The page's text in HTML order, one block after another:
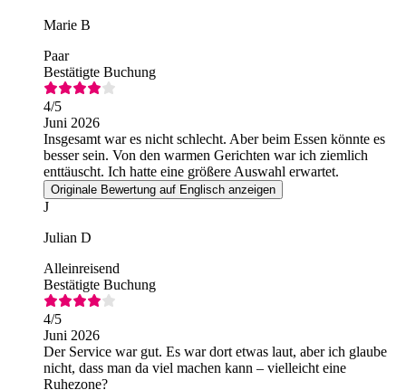
Marie B
Paar
Bestätigte Buchung
4/5
Juni 2026
Insgesamt war es nicht schlecht. Aber beim Essen könnte es
besser sein. Von den warmen Gerichten war ich ziemlich
enttäuscht. Ich hatte eine größere Auswahl erwartet.
Originale Bewertung auf Englisch anzeigen
J
Julian D
Alleinreisend
Bestätigte Buchung
4/5
Juni 2026
Der Service war gut. Es war dort etwas laut, aber ich glaube
nicht, dass man da viel machen kann – vielleicht eine
Ruhezone?